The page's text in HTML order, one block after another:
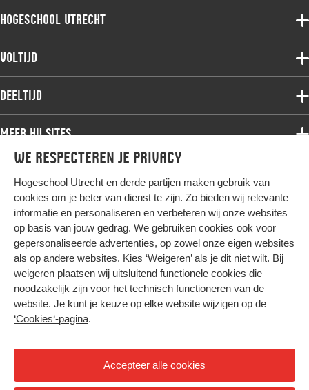
We respecteren je privacy
Hogeschool Utrecht en derde partijen maken gebruik van
cookies om je beter van dienst te zijn. Zo bieden wij relevante
informatie en personaliseren en verbeteren wij onze websites
op basis van jouw gedrag. We gebruiken cookies ook voor
gepersonaliseerde advertenties, op zowel onze eigen websites
als op andere websites. Kies ‘Weigeren’ als je dit niet wilt. Bij
weigeren plaatsen wij uitsluitend functionele cookies die
noodzakelijk zijn voor het technisch functioneren van de
website. Je kunt je keuze op elke website wijzigen op de
‘Cookies‘-pagina.
Accepteer alle cookies
Hogeschool Utrecht
Voltijdopleidingen
Deeltijdopleidingen
Onderzoek
Werken bij de HU
Contact
Voltijd
Associate degree
Bachelor
Master
Studiekeuze voltijd
Deeltijd
Associate degree
Bachelor
Master
Post-master
Studiekeuze deeltijd
Meer HU sites
HU International
HU Bibliotheek
HU Ontwikkelt
Duurzame HU
Intranet
Trajectum
Hier komt alles samen
Colofon
Privacy
Cookies
Nieuwsbrief
Hoog contrast